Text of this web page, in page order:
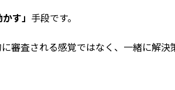
す」 手段です。
査される感覚ではなく、一緒に解決